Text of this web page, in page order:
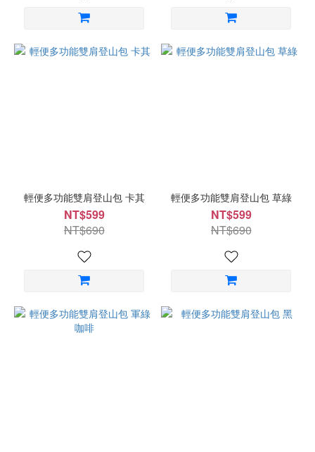
輕便多功能雙肩登山包 卡其
NT$599
NT$690
輕便多功能雙肩登山包 草綠
NT$599
NT$690